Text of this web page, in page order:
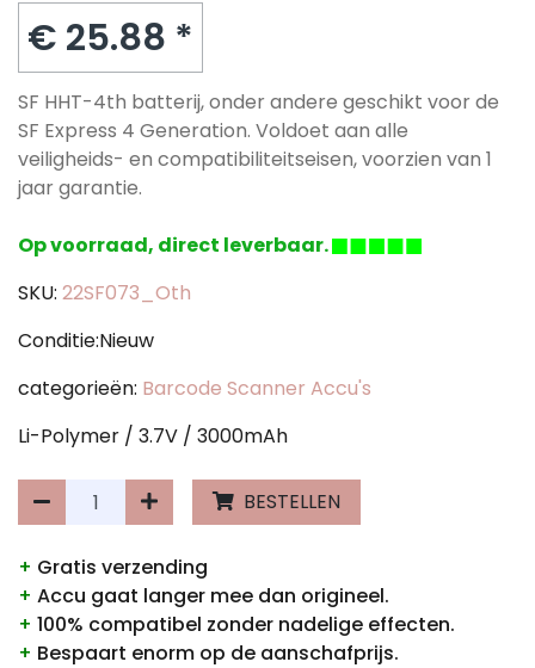
€ 25.88 *
SF HHT-4th batterij, onder andere geschikt voor de
SF Express 4 Generation. Voldoet aan alle
veiligheids- en compatibiliteitseisen, voorzien van 1
jaar garantie.
Op voorraad, direct leverbaar.
SKU: 22SF073_Oth
Conditie:Nieuw
categorieën: Barcode Scanner Accu's
Li-Polymer / 3.7V / 3000mAh
BESTELLEN
+ Gratis verzending
+ Accu gaat langer mee dan origineel.
+ 100% compatibel zonder nadelige effecten.
+ Bespaart enorm op de aanschafprijs.